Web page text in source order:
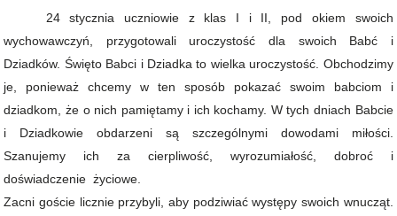
24 stycznia uczniowie z klas I i II, pod okiem swoich
wychowawczyń, przygotowali uroczystość dla swoich Babć i
Dziadków. Święto Babci i Dziadka to wielka uroczystość. Obchodzimy
je, ponieważ chcemy w ten sposób pokazać swoim babciom i
dziadkom, że o nich pamiętamy i ich kochamy. W tych dniach Babcie
i Dziadkowie obdarzeni są szczególnymi dowodami miłości.
Szanujemy ich za cierpliwość, wyrozumiałość, dobroć i
doświadczenie życiowe.
Zacni goście licznie przybyli, aby podziwiać występy swoich wnucząt.